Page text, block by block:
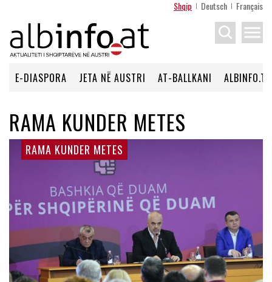
Shqip Deutsch Français
menu
E-DIASPORA JETA NË AUSTRI AT-BALLKANI ALBINFO.TV
RAMA KUNDER METES
RAMA KUNDER METES